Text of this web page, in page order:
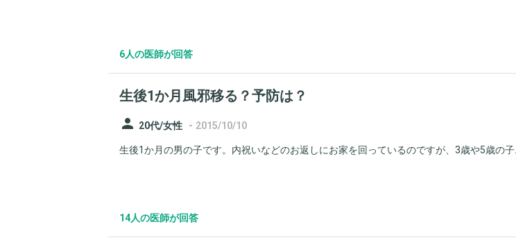
6人の医師が回答
生後1か月風邪移る？予防は？
person 20代/女性 - 2015/10/10
生後1か月の男の子です。内祝いなどのお返しにお家を回っているのですが、3歳や5歳の子...
14人の医師が回答